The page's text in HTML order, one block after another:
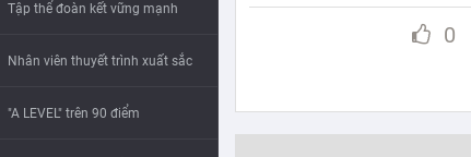
Tập thể đoàn kết vững mạnh
Nhân viên thuyết trình xuất sắc
"A LEVEL" trên 90 điểm
0